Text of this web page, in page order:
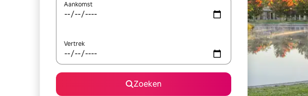
Aankomst
Vertrek
Zoeken